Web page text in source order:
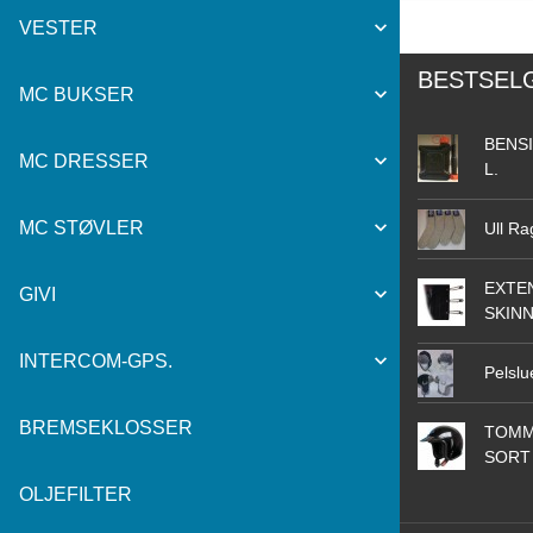
VESTER
MC BUKSER
MC DRESSER
MC STØVLER
GIVI
INTERCOM-GPS.
BREMSEKLOSSER
OLJEFILTER
L.
Ull
SORT